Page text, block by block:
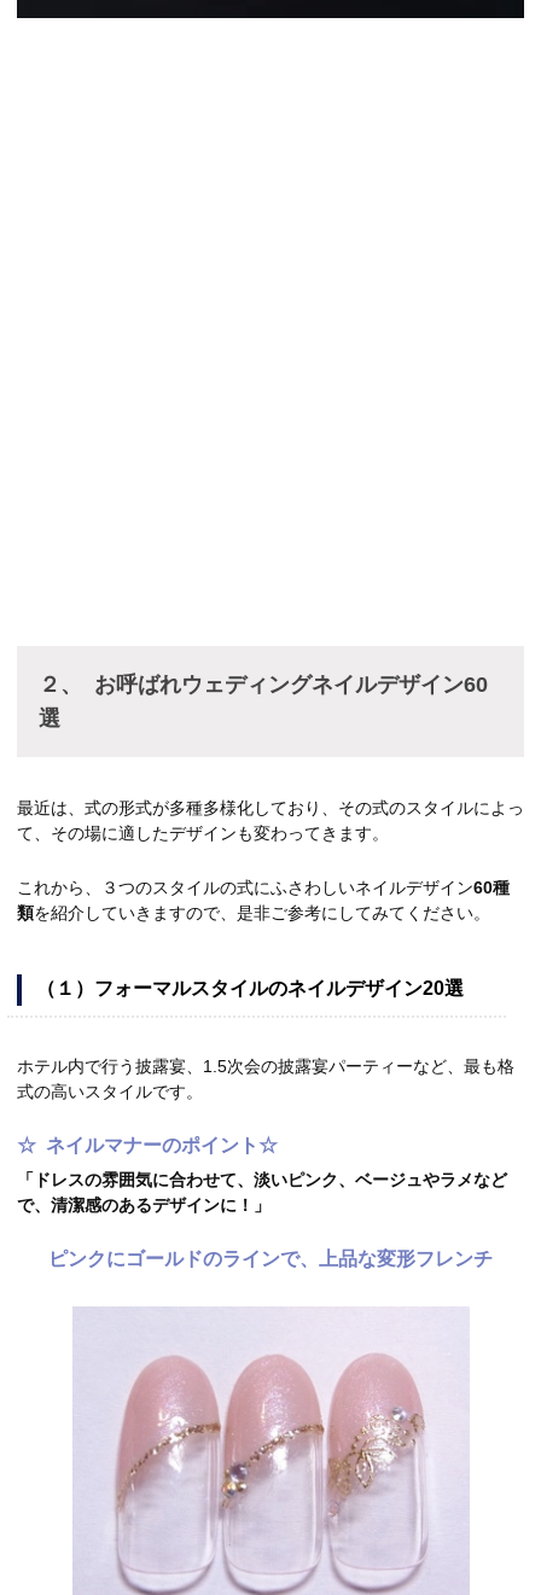
２、 お呼ばれウェディングネイルデザイン60
選
最近は、式の形式が多種多様化しており、その式のスタイルによっ
て、その場に適したデザインも変わってきます。
これから、３つのスタイルの式にふさわしいネイルデザイン60種
類を紹介していきますので、是非ご参考にしてみてください。
（１）フォーマルスタイルのネイルデザイン20選
ホテル内で行う披露宴、1.5次会の披露宴パーティーなど、最も格
式の高いスタイルです。
☆ ネイルマナーのポイント☆
「ドレスの雰囲気に合わせて、淡いピンク、ベージュやラメなど
で、清潔感のあるデザインに！」
ピンクにゴールドのラインで、上品な変形フレンチ